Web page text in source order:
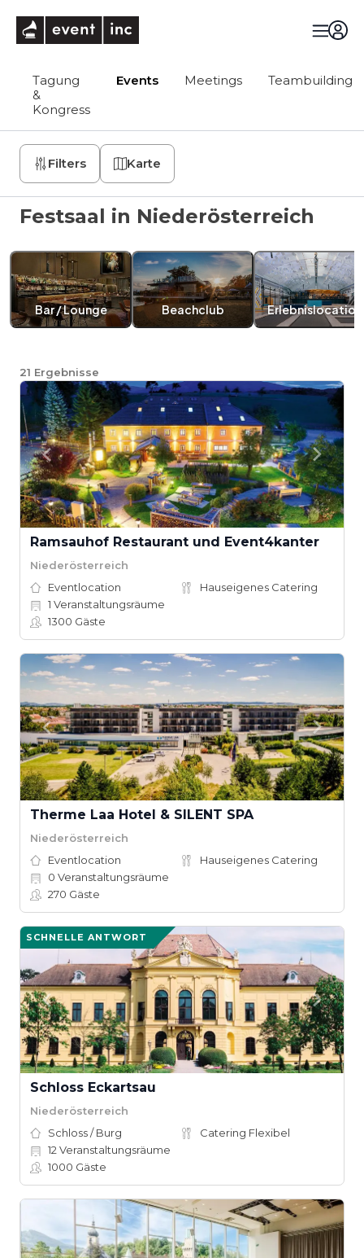
Tagung
&
Kongress
Events Meetings Teambuilding
Filters Karte
Festsaal in Niederösterreich
Bar / Lounge Beachclub Erlebnislocation
21 Ergebnisse
Ramsauhof Restaurant und Event4kanter
Niederösterreich
Eventlocation
Hauseigenes Catering
1 Veranstaltungsräume
1300 Gäste
Therme Laa Hotel & SILENT SPA
Niederösterreich
Eventlocation
Hauseigenes Catering
0 Veranstaltungsräume
270 Gäste
SCHNELLE ANTWORT
Schloss Eckartsau
Niederösterreich
Schloss / Burg
Catering Flexibel
12 Veranstaltungsräume
1000 Gäste